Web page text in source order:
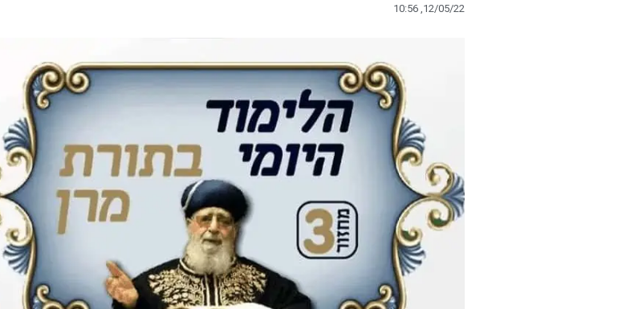
10:56 ,12/05/22